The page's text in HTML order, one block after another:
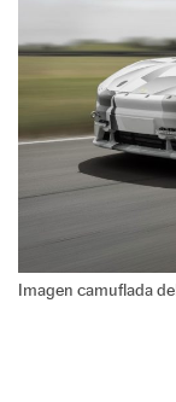
Imagen camuflada